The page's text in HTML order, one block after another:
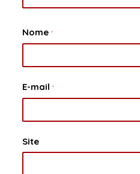
Nome *
E-mail *
Site